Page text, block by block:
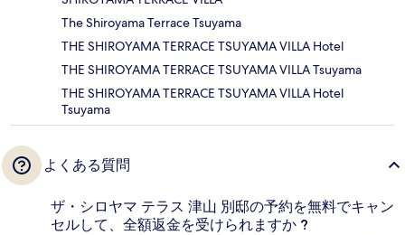
The Shiroyama Terrace Tsuyama
THE SHIROYAMA TERRACE TSUYAMA VILLA Hotel
THE SHIROYAMA TERRACE TSUYAMA VILLA Tsuyama
THE SHIROYAMA TERRACE TSUYAMA VILLA Hotel
Tsuyama
よくある質問
ザ・シロヤマ テラス 津山 別邸の予約を無料でキャン
セルして、全額返金を受けられますか ?